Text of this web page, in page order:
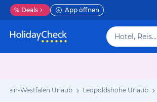
% Deals App öffnen
Hotel, Reiseziel
Westfalen Urlaub Leopoldshöhe Urlaub